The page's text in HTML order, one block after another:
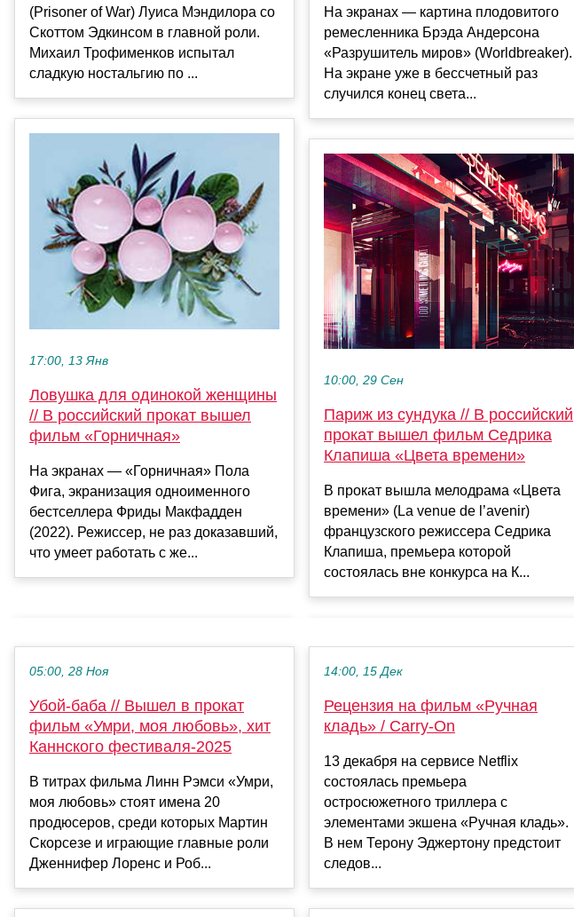
(Prisoner of War) Луиса Мэндилора со
Скоттом Эдкинсом в главной роли.
Михаил Трофименков испытал
сладкую ностальгию по ...
17:00, 13 Янв
Ловушка для одинокой женщины
// В российский прокат вышел
фильм «Горничная»
На экранах — «Горничная» Пола
Фига, экранизация одноименного
бестселлера Фриды Макфадден
(2022). Режиссер, не раз доказавший,
что умеет работать с же...
На экранах — картина плодовитого
ремесленника Брэда Андерсона
«Разрушитель миров» (Worldbreaker).
На экране уже в бессчетный раз
случился конец света...
10:00, 29 Сен
Париж из сундука // В российский
прокат вышел фильм Седрика
Клапиша «Цвета времени»
В прокат вышла мелодрама «Цвета
времени» (La venue de l’avenir)
французского режиссера Седрика
Клапиша, премьера которой
состоялась вне конкурса на К...
05:00, 28 Ноя
Убой-баба // Вышел в прокат
фильм «Умри, моя любовь», хит
Каннского фестиваля-2025
В титрах фильма Линн Рэмси «Умри,
моя любовь» стоят имена 20
продюсеров, среди которых Мартин
Скорсезе и играющие главные роли
Дженнифер Лоренс и Роб...
14:00, 15 Дек
Рецензия на фильм «Ручная
кладь» / Carry-On
13 декабря на сервисе Netflix
состоялась премьера
остросюжетного триллера с
элементами экшена «Ручная кладь».
В нем Терону Эджертону предстоит
следов...